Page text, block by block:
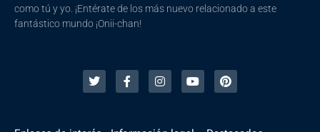
como tú y yo. ¡Entérate de los más nuevo relacionado a este
fantástico mundo ¡Onii-chan!